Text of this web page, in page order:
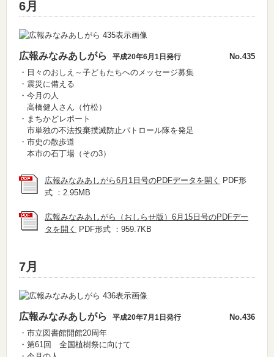
6月
No.435
広報みなみあしがら 平成20年6月1日発行
・日々のおしえ～子どもたちへのメッセージ募集
・震災に備える
・今月の人
高橋健人さん（竹松）
・まちかどレポート
市単独の不法投棄撲滅防止パトロール隊を発足
・市史の散歩道
本市の石丁場（その3）
広報みなみあしがら6月1日号のPDFデータを開く
PDF形
式 ：2.95MB
広報みなみあしがら（おしらせ版）6月15日号のPDFデー
タを開く
PDF形式 ：959.7KB
7月
No.436
広報みなみあしがら 平成20年7月1日発行
・市立図書館開館20周年
・第61回 全国植樹祭に向けて